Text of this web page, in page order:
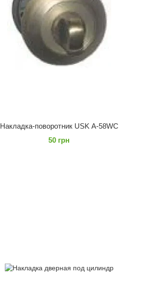
Накладка-поворотник USK A-58WC
50 грн